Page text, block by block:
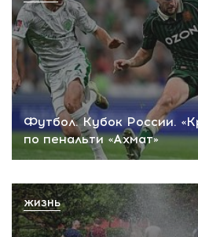
Футбол. Кубок России.
по пенальти «Ахмат»
ЖИЗНЬ